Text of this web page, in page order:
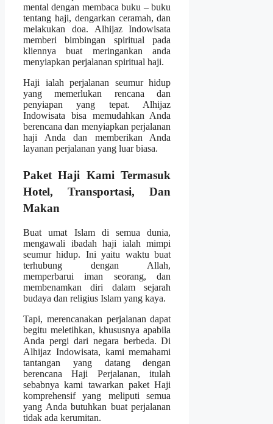
mental dengan membaca buku – buku
tentang haji, dengarkan ceramah, dan
melakukan doa. Alhijaz Indowisata
memberi bimbingan spiritual pada
kliennya buat meringankan anda
menyiapkan perjalanan spiritual haji.
Haji ialah perjalanan seumur hidup
yang memerlukan rencana dan
penyiapan yang tepat. Alhijaz
Indowisata bisa memudahkan Anda
berencana dan menyiapkan perjalanan
haji Anda dan memberikan Anda
layanan perjalanan yang luar biasa.
Paket Haji Kami Termasuk
Hotel, Transportasi, Dan
Makan
Buat umat Islam di semua dunia,
mengawali ibadah haji ialah mimpi
seumur hidup. Ini yaitu waktu buat
terhubung dengan Allah,
memperbarui iman seorang, dan
membenamkan diri dalam sejarah
budaya dan religius Islam yang kaya.
Tapi, merencanakan perjalanan dapat
begitu meletihkan, khususnya apabila
Anda pergi dari negara berbeda. Di
Alhijaz Indowisata, kami memahami
tantangan yang datang dengan
berencana Haji Perjalanan, itulah
sebabnya kami tawarkan paket Haji
komprehensif yang meliputi semua
yang Anda butuhkan buat perjalanan
tidak ada kerumitan.